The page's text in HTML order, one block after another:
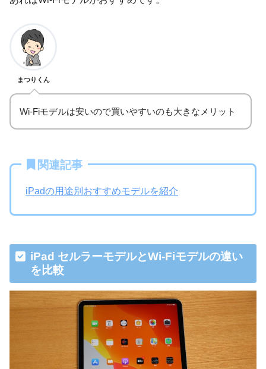
まつりくん
Wi-Fiモデルは安いので買いやすいのも大きなメリット
関連記事
iPadの用途別おすすめモデルを紹介
iPad セルラーモデルとWi-Fiモデルの違い
を比較